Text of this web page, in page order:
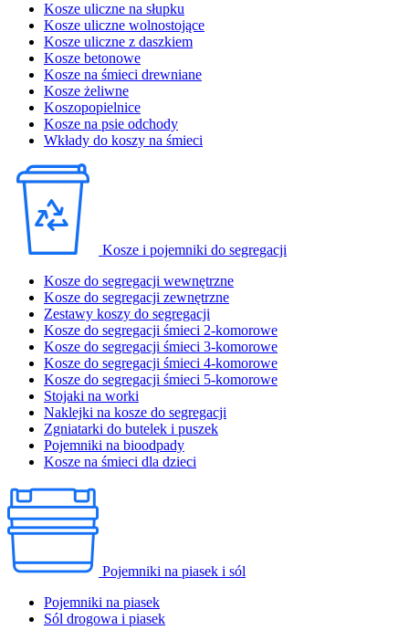
Kosze uliczne na słupku
Kosze uliczne wolnostojące
Kosze uliczne z daszkiem
Kosze betonowe
Kosze na śmieci drewniane
Kosze żeliwne
Koszopopielnice
Kosze na psie odchody
Wkłady do koszy na śmieci
Kosze i pojemniki do segregacji
Kosze do segregacji wewnętrzne
Kosze do segregacji zewnętrzne
Zestawy koszy do segregacji
Kosze do segregacji śmieci 2-komorowe
Kosze do segregacji śmieci 3-komorowe
Kosze do segregacji śmieci 4-komorowe
Kosze do segregacji śmieci 5-komorowe
Stojaki na worki
Naklejki na kosze do segregacji
Zgniatarki do butelek i puszek
Pojemniki na bioodpady
Kosze na śmieci dla dzieci
Pojemniki na piasek i sól
Pojemniki na piasek
Sól drogowa i piasek